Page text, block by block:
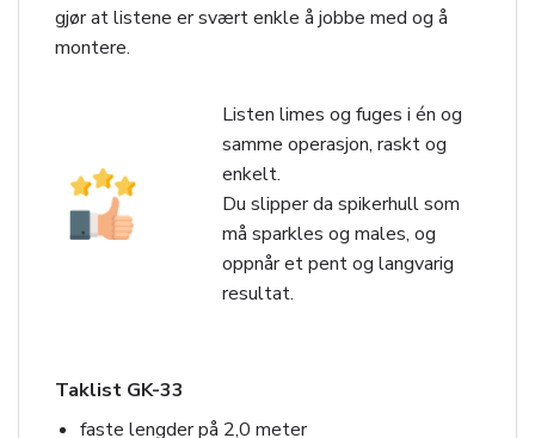
gjør at listene er svært enkle å jobbe med og å
montere.
Listen limes og fuges i én og
samme operasjon, raskt og
enkelt.
Du slipper da spikerhull som
må sparkles og males, og
oppnår et pent og langvarig
resultat.
Taklist GK-33
faste lengder på 2,0 meter